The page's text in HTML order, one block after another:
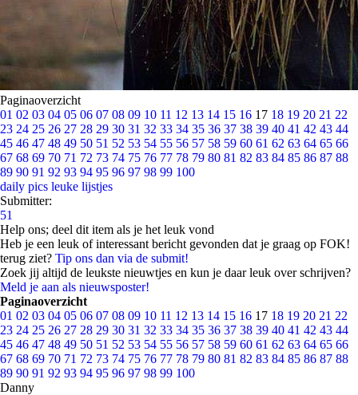
Paginaoverzicht
01 02 03 04 05 06 07 08 09 10 11 12 13 14 15 16 17 18 19 20 21 22
23 24 25 26 27 28 29 30 31 32 33 34 35 36 37 38 39 40 41 42 43 44
45 46 47 48 49 50 51 52 53 54 55 56 57 58 59 60 61 62 63 64 65 66
67 68 69 70 71 72 73 74 75 76 77 78 79 80 81 82 83 84 85 86 87 88
89 90 91 92 93 94 95 96 97 98 99 100
daily pics leuke lijstjes
Submitter:
51
Help ons; deel dit item als je het leuk vond
Heb je een leuk of interessant bericht gevonden dat je graag op FOK!
terug ziet? Tip ons dan via de submit!
Zoek jij altijd de leukste nieuwtjes en kun je daar leuk over schrijven?
Meld je aan als nieuwsposter!
Paginaoverzicht
01 02 03 04 05 06 07 08 09 10 11 12 13 14 15 16 17 18 19 20 21 22
23 24 25 26 27 28 29 30 31 32 33 34 35 36 37 38 39 40 41 42 43 44
45 46 47 48 49 50 51 52 53 54 55 56 57 58 59 60 61 62 63 64 65 66
67 68 69 70 71 72 73 74 75 76 77 78 79 80 81 82 83 84 85 86 87 88
89 90 91 92 93 94 95 96 97 98 99 100
Danny